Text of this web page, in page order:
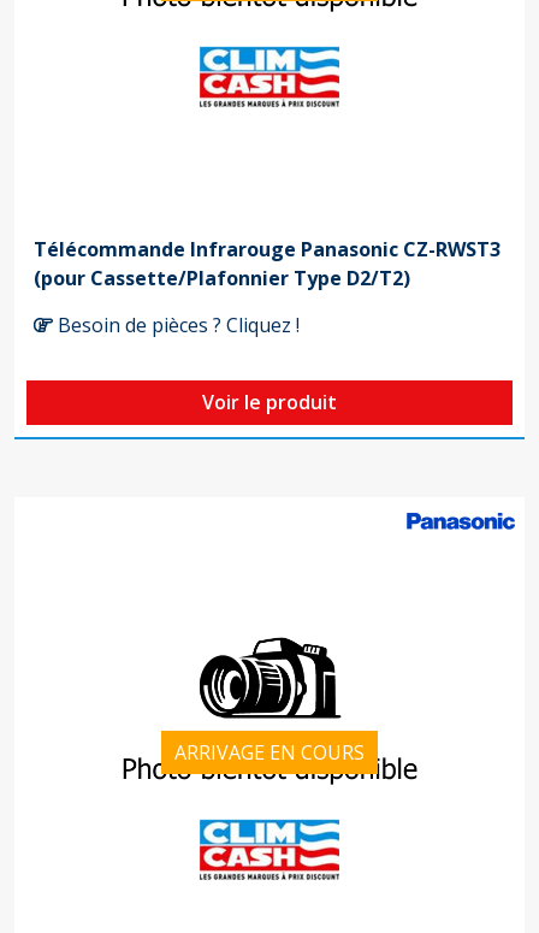
Télécommande Infrarouge Panasonic CZ-RWST3
(pour Cassette/Plafonnier Type D2/T2)
Besoin de pièces ? Cliquez !
Voir le produit
ARRIVAGE EN COURS